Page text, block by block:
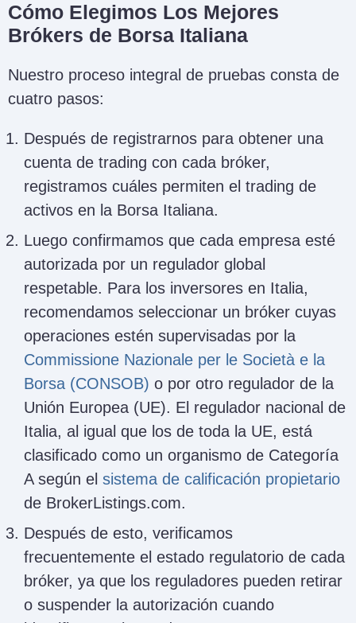
Cómo Elegimos Los Mejores
Brókers de Borsa Italiana
Nuestro proceso integral de pruebas consta de
cuatro pasos:
Después de registrarnos para obtener una
cuenta de trading con cada bróker,
registramos cuáles permiten el trading de
activos en la Borsa Italiana.
Luego confirmamos que cada empresa esté
autorizada por un regulador global
respetable. Para los inversores en Italia,
recomendamos seleccionar un bróker cuyas
operaciones estén supervisadas por la
Commissione Nazionale per le Società e la
Borsa (CONSOB) o por otro regulador de la
Unión Europea (UE). El regulador nacional de
Italia, al igual que los de toda la UE, está
clasificado como un organismo de Categoría
A según el sistema de calificación propietario
de BrokerListings.com.
Después de esto, verificamos
frecuentemente el estado regulatorio de cada
bróker, ya que los reguladores pueden retirar
o suspender la autorización cuando